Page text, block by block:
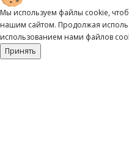
Мы используем файлы cookie,
нашим сайтом. Продолжая
использованием нами файлов
Принять